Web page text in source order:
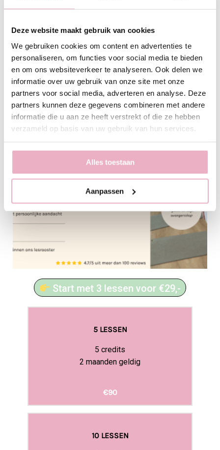
Deze website maakt gebruik van cookies
We gebruiken cookies om content en advertenties te
personaliseren, om functies voor social media te bieden
en om ons websiteverkeer te analyseren. Ook delen we
informatie over uw gebruik van onze site met onze
partners voor social media, adverteren en analyse. Deze
partners kunnen deze gegevens combineren met andere
informatie die u aan ze heeft verstrekt of die ze hebben
verzameld op basis van uw gebruik van hun services.
Alles toestaan
Aanpassen
Kies naar jouw
behoeftes
onze leskaarten
Start met 3 lessen voor €29,-
5 LESSEN
5 credits
2 maanden geldig
€90
10 LESSEN